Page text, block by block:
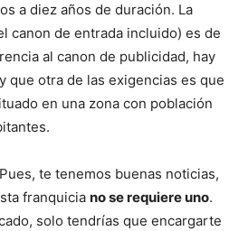
a diez años de duración. La
canon de entrada incluido) es de
al canon de publicidad, hay
que otra de las exigencias es que
en una zona con población
te tenemos buenas noticias,
franquicia no se requiere uno.
solo tendrías que encargarte